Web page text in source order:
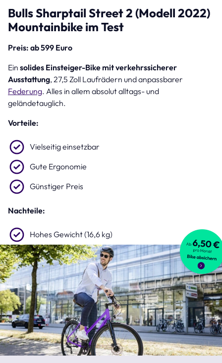
Bulls Sharptail Street 2 (Modell 2022)
Mountainbike im Test
Preis: ab 599 Euro
Ein solides Einsteiger-Bike mit verkehrssicherer
Ausstattung, 27,5 Zoll Laufrädern und anpassbarer
Federung. Alles in allem absolut alltags- und
geländetauglich.
Vorteile:
Vielseitig einsetzbar
Gute Ergonomie
Günstiger Preis
Nachteile:
Hohes Gewicht (16,6 kg)